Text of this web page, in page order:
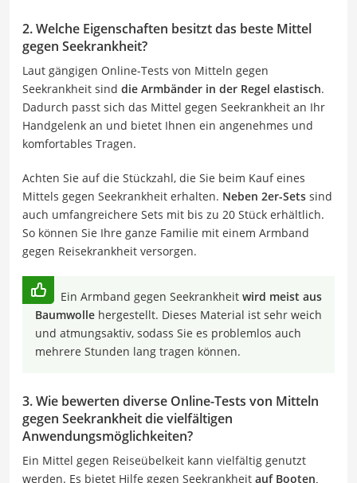
2. Welche Eigenschaften besitzt das beste Mittel
gegen Seekrankheit?
Laut gängigen Online-Tests von Mitteln gegen
Seekrankheit sind die Armbänder in der Regel elastisch.
Dadurch passt sich das Mittel gegen Seekrankheit an Ihr
Handgelenk an und bietet Ihnen ein angenehmes und
komfortables Tragen.
Achten Sie auf die Stückzahl, die Sie beim Kauf eines
Mittels gegen Seekrankheit erhalten. Neben 2er-Sets sind
auch umfangreichere Sets mit bis zu 20 Stück erhältlich.
So können Sie Ihre ganze Familie mit einem Armband
gegen Reisekrankheit versorgen.
Ein Armband gegen Seekrankheit wird meist aus
Baumwolle hergestellt. Dieses Material ist sehr weich
und atmungsaktiv, sodass Sie es problemlos auch
mehrere Stunden lang tragen können.
3. Wie bewerten diverse Online-Tests von Mitteln
gegen Seekrankheit die vielfältigen
Anwendungsmöglichkeiten?
Ein Mittel gegen Reiseübelkeit kann vielfältig genutzt
werden. Es bietet Hilfe gegen Seekrankheit auf Booten,